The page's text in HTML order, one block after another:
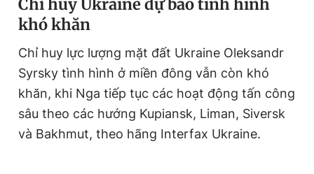
Chỉ huy Ukraine dự báo tình hình
khó khăn
Chỉ huy lực lượng mặt đất Ukraine Oleksandr
Syrsky tình hình ở miền đông vẫn còn khó
khăn, khi Nga tiếp tục các hoạt động tấn công
sâu theo các hướng Kupiansk, Liman, Siversk
và Bakhmut, theo hãng Interfax Ukraine.